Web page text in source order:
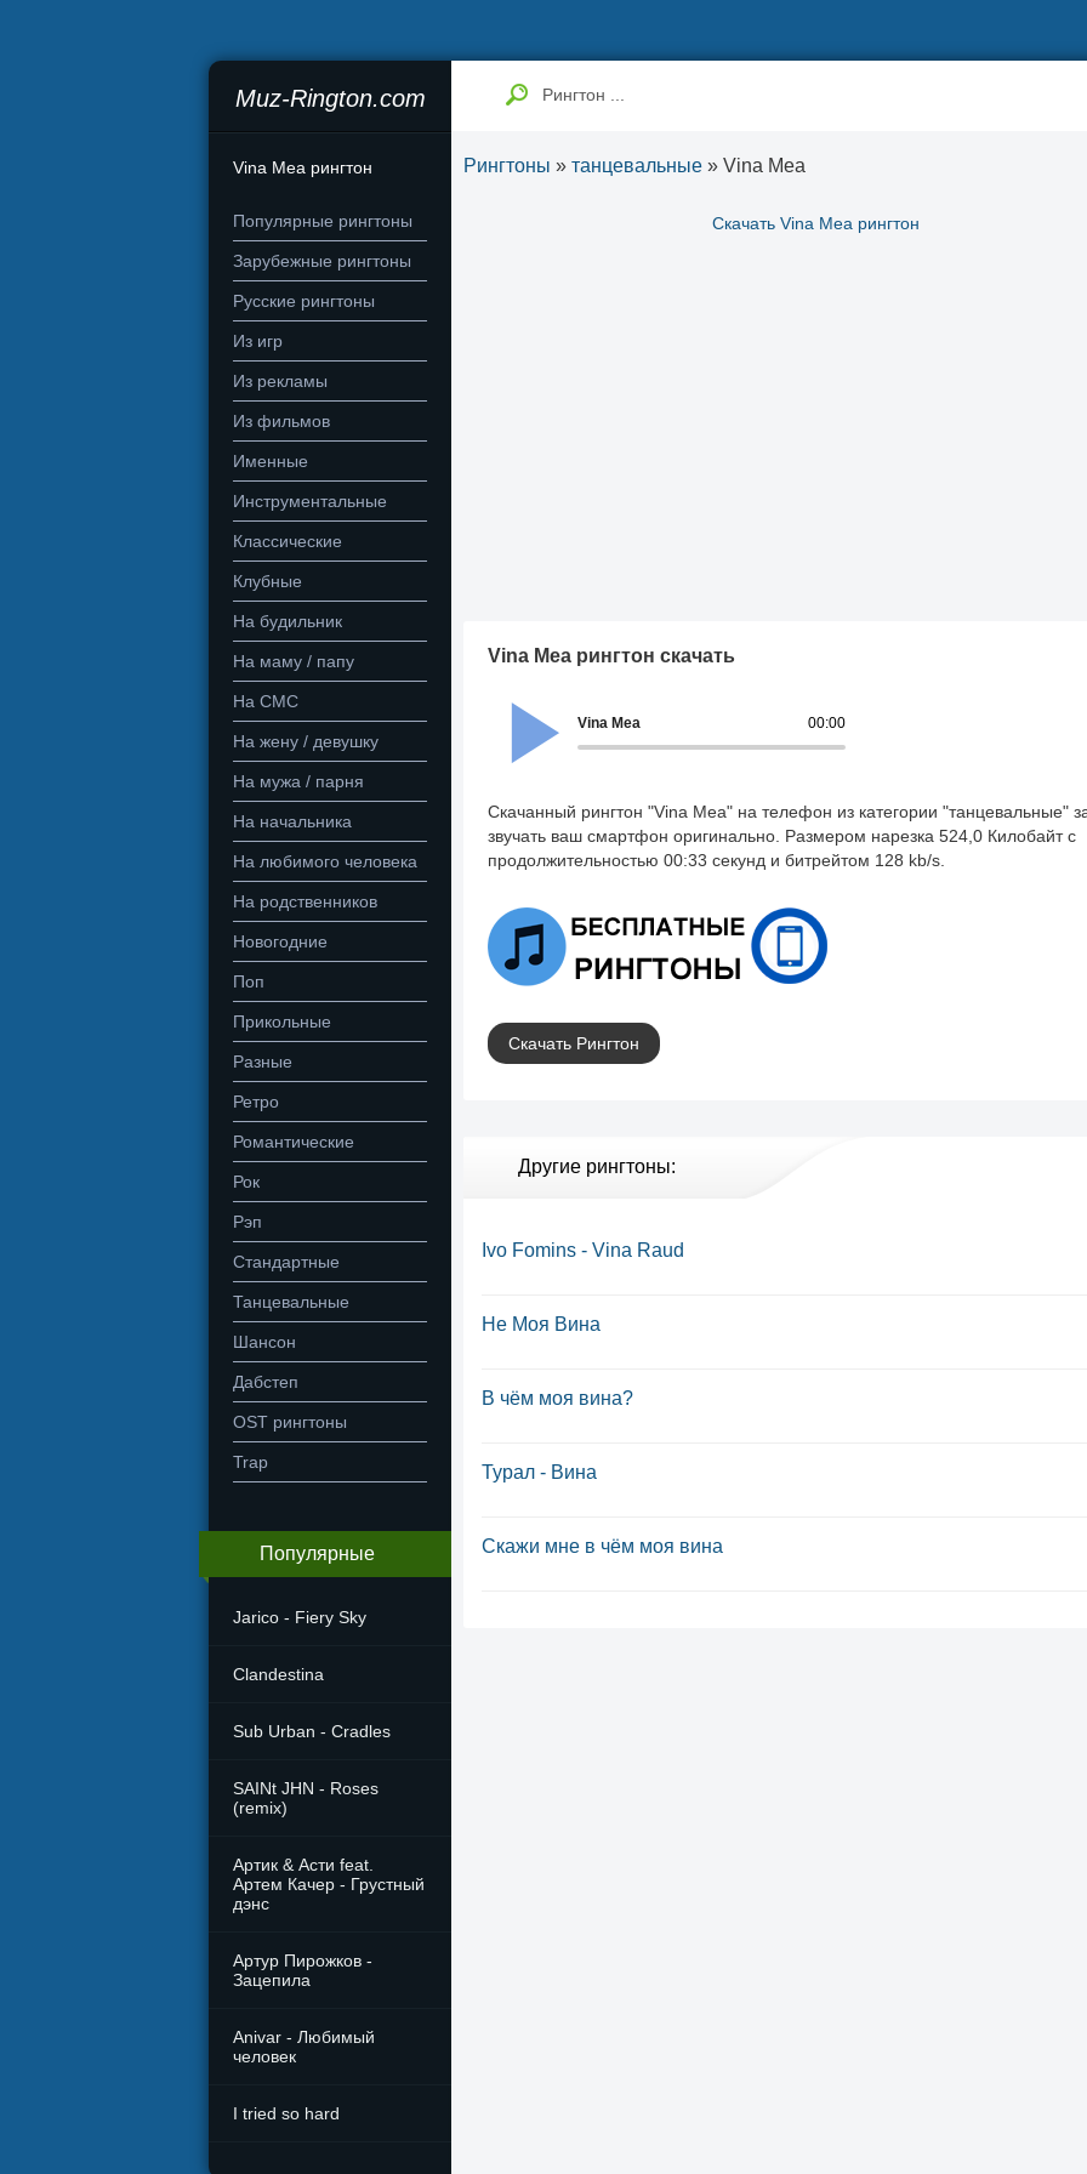
Muz-Rington.com
Vina Mea рингтон
Популярные рингтоны
Зарубежные рингтоны
Русские рингтоны
Из игр
Из рекламы
Из фильмов
Именные
Инструментальные
Классические
Клубные
На будильник
На маму / папу
На СМС
На жену / девушку
На мужа / парня
На начальника
На любимого человека
На родственников
Новогодние
Поп
Прикольные
Разные
Ретро
Романтические
Рок
Рэп
Стандартные
Танцевальные
Шансон
Дабстеп
OST рингтоны
Trap
Популярные
Jarico - Fiery Sky
Clandestina
Sub Urban - Cradles
SAINt JHN - Roses
(remix)
Артик & Асти feat.
Артем Качер - Грустный
дэнс
Артур Пирожков -
Зацепила
Anivar - Любимый
человек
I tried so hard
Рингтоны » танцевальные » Vina Mea
Скачать Vina Mea рингтон
Vina Mea рингтон скачать
00:00
Vina Mea
Скачанный рингтон "Vina Mea" на телефон из категории "танцевальные"
звучать ваш смартфон оригинально. Размером нарезка 524,0 Килобайт с
продолжительностью 00:33 секунд и битрейтом 128 kb/s.
Скачать Рингтон
Другие рингтоны:
Ivo Fomins - Vina Raud
Не Моя Вина
В чём моя вина?
Турал - Вина
Скажи мне в чём моя вина